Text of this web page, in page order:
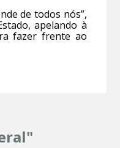
de todos nós”,
apelando à
fazer frente ao